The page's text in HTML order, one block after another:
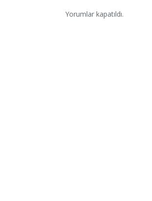
Yorumlar kapatıldı.